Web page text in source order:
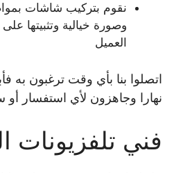
نقوم بتركيب شاشات
وصورة خيالية وتثبيتها
العميل
اتصلوا بنا بأي وقت ترغبون به
نهارا وجاهزون لأي استفسار أو
فني تلفزيونات